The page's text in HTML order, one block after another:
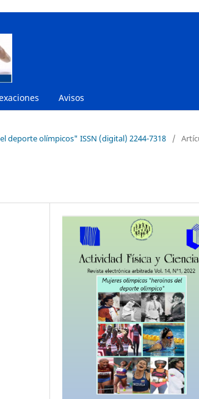
Avisos
deporte olímpicos" ISSN (digital) 2244-7318 /